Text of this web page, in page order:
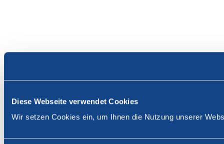
Diese Webseite verwendet Cookies
Wir setzen Cookies ein, um Ihnen die Nutzung unserer